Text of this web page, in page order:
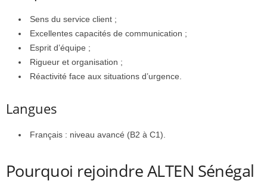
Sens du service client ;
Excellentes capacités de communication ;
Esprit d’équipe ;
Rigueur et organisation ;
Réactivité face aux situations d’urgence.
Langues
Français : niveau avancé (B2 à C1).
Pourquoi rejoindre ALTEN Sénégal